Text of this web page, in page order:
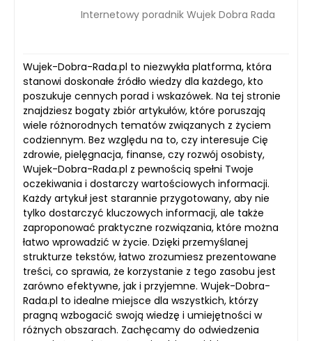
Internetowy poradnik Wujek Dobra Rada
Wujek-Dobra-Rada.pl to niezwykła platforma, która
stanowi doskonałe źródło wiedzy dla każdego, kto
poszukuje cennych porad i wskazówek. Na tej stronie
znajdziesz bogaty zbiór artykułów, które poruszają
wiele różnorodnych tematów związanych z życiem
codziennym. Bez względu na to, czy interesuje Cię
zdrowie, pielęgnacja, finanse, czy rozwój osobisty,
Wujek-Dobra-Rada.pl z pewnością spełni Twoje
oczekiwania i dostarczy wartościowych informacji.
Każdy artykuł jest starannie przygotowany, aby nie
tylko dostarczyć kluczowych informacji, ale także
zaproponować praktyczne rozwiązania, które można
łatwo wprowadzić w życie. Dzięki przemyślanej
strukturze tekstów, łatwo zrozumiesz prezentowane
treści, co sprawia, że korzystanie z tego zasobu jest
zarówno efektywne, jak i przyjemne. Wujek-Dobra-
Rada.pl to idealne miejsce dla wszystkich, którzy
pragną wzbogacić swoją wiedzę i umiejętności w
różnych obszarach. Zachęcamy do odwiedzenia